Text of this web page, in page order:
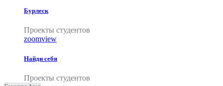
Бурлеск
Проекты студентов
zoomview
Найди себя
Проекты студентов